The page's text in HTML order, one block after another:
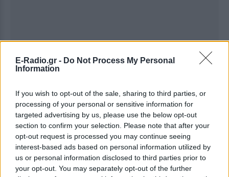
E-Radio.gr - Do Not Process My Personal
Information
If you wish to opt-out of the sale, sharing to third parties, or
processing of your personal or sensitive information for
targeted advertising by us, please use the below opt-out
section to confirm your selection. Please note that after your
opt-out request is processed you may continue seeing
interest-based ads based on personal information utilized by
us or personal information disclosed to third parties prior to
your opt-out. You may separately opt-out of the further
Ακολουθήστε το E-Radio.gr στοGoogle News
και μάθετε πρώτοιτα πιο hot νέα.
Για ακόμη περισσότερα νέα, μπείτε στηνροή
ειδήσεων
του E-Daily.gr